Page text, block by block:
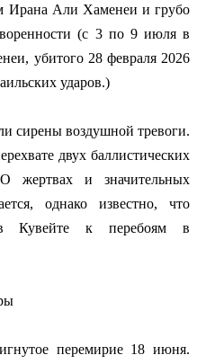
Ирана Али Хаменеи и грубо
(с 3 по 9 июля в
убитого 28 февраля 2026
ударов.)
сирены воздушной тревоги.
двух баллистических
жертвах и значительных
однако известно, что
Кувейте к перебоям в
перемирие 18 июня.